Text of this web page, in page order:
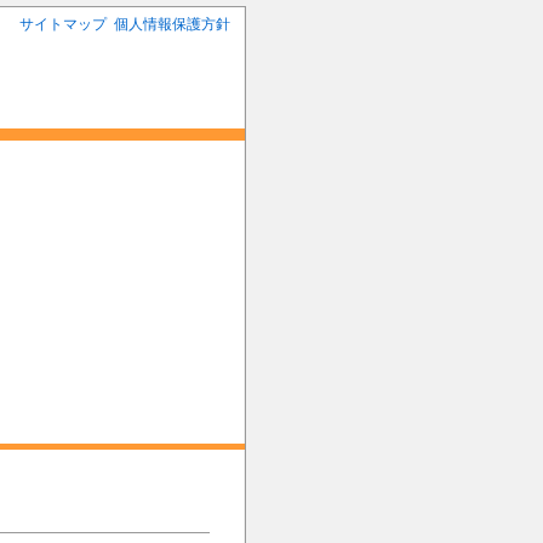
サイトマップ 個人情報保護方針